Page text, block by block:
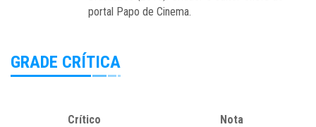
portal Papo de Cinema.
GRADE CRÍTICA
Crítico Nota